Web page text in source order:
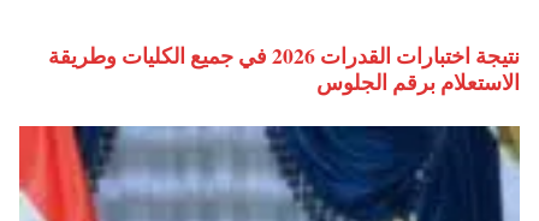
نتيجة اختبارات القدرات 2026 في جميع الكليات وطريقة
الاستعلام برقم الجلوس